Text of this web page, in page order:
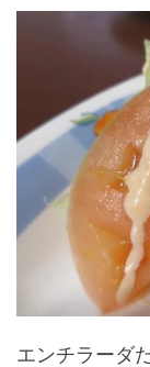
エンチラーダ